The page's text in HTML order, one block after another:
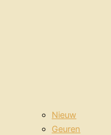
Nieuw
Geuren